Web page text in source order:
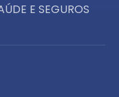
E SEGUROS